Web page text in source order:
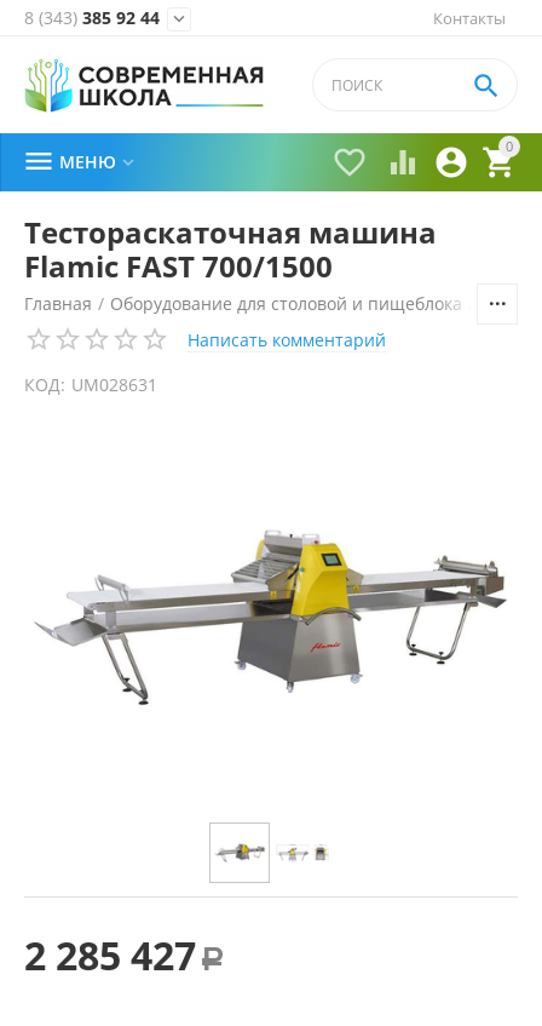
Контакты
8 (343) 385 92 44 
0


 

 МЕНЮ 
Тестораскаточная машина
Flamic FAST 700/1500
Главная / Оборудование для столовой и пищеблока
Написать комментарий
КОД: UM028631
2 285 427 Р